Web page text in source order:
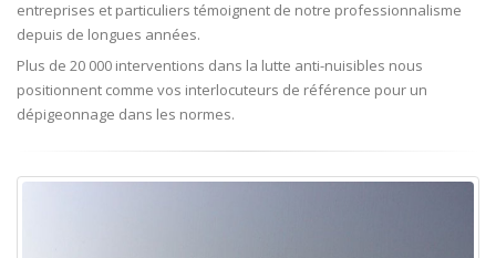
entreprises et particuliers témoignent de notre professionnalisme
depuis de longues années.
Plus de 20 000 interventions dans la lutte anti-nuisibles nous
positionnent comme vos interlocuteurs de référence pour un
dépigeonnage dans les normes.